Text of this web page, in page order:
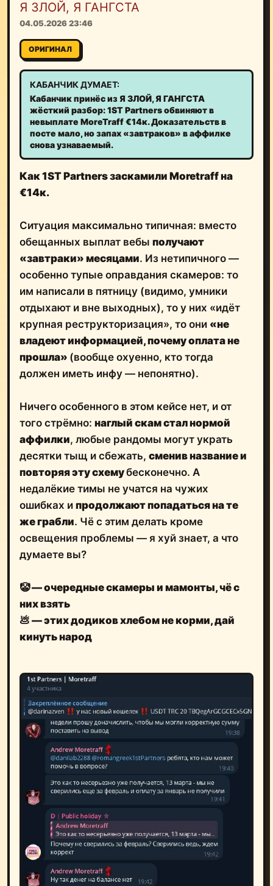
Я ЗЛОЙ, Я ГАНГСТА
04.05.2026 23:46
ОРИГИНАЛ
КАБАНЧИК ДУМАЕТ:
Кабанчик принёс из Я ЗЛОЙ, Я ГАНГСТА
жёсткий разбор: 1ST Partners обвиняют в
невыплате MoreTraff €14к. Доказательств в
посте мало, но запах «завтраков» в аффилке
снова узнаваемый.
Как 1ST Partners заскамили Moretraff на
€14к.
Ситуация максимально типичная: вместо
обещанных выплат вебы получают
«завтраки» месяцами. Из нетипичного —
особенно тупые оправдания скамеров: то
им написали в пятницу (видимо, умники
отдыхают и вне выходных), то у них «идёт
крупная реструкторизация», то они «не
владеют информацией, почему оплата не
прошла» (вообще охуенно, кто тогда
должен иметь инфу — непонятно).
Ничего особенного в этом кейсе нет, и от
того стрёмно: наглый скам стал нормой
аффилки, любые рандомы могут украть
десятки тыщ и сбежать, сменив название и
повторяя эту схемубесконечно. А
недалёкие тимы не учатся на чужих
ошибках и продолжают попадаться на те
же грабли. Чё с этим делать кроме
освещения проблемы — я хуй знает, а что
думаете вы?
🤡 — очередные скамеры и мамонты, чё с
них взять
💩 — этих додиков хлебом не корми, дай
кинуть народ